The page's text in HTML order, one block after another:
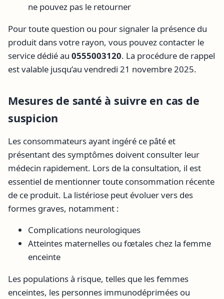
ne pouvez pas le retourner
Pour toute question ou pour signaler la présence du
produit dans votre rayon, vous pouvez contacter le
service dédié au 0555003120. La procédure de rappel
est valable jusqu’au vendredi 21 novembre 2025.
Mesures de santé à suivre en cas de
suspicion
Les consommateurs ayant ingéré ce pâté et
présentant des symptômes doivent consulter leur
médecin rapidement. Lors de la consultation, il est
essentiel de mentionner toute consommation récente
de ce produit. La listériose peut évoluer vers des
formes graves, notamment :
Complications neurologiques
Atteintes maternelles ou fœtales chez la femme
enceinte
Les populations à risque, telles que les femmes
enceintes, les personnes immunodéprimées ou